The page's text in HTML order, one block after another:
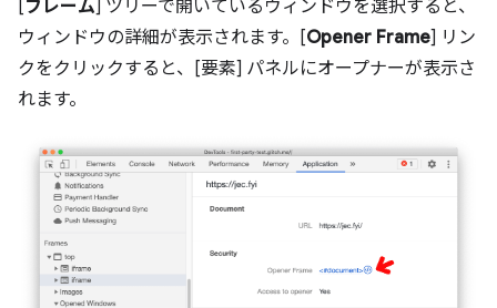
フレーム ] ツリーで開いているウィンドウを選択すると、
ウィンドウの詳細が表示されます。[Opener Frame] リン
クをクリックすると、[要素] パネルにオープナーが表示さ
れます。